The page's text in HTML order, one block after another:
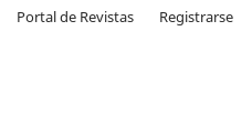
Portal de Revistas Registrarse